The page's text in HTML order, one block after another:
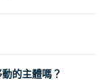
文字提示或上
的主體嗎？